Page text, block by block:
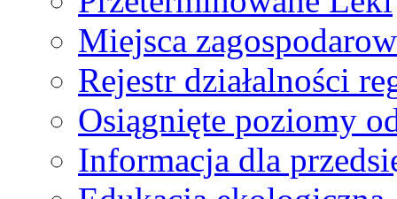
Miejsca
Rejestr działalności
Osiągnięte poziomy
Informacja dla